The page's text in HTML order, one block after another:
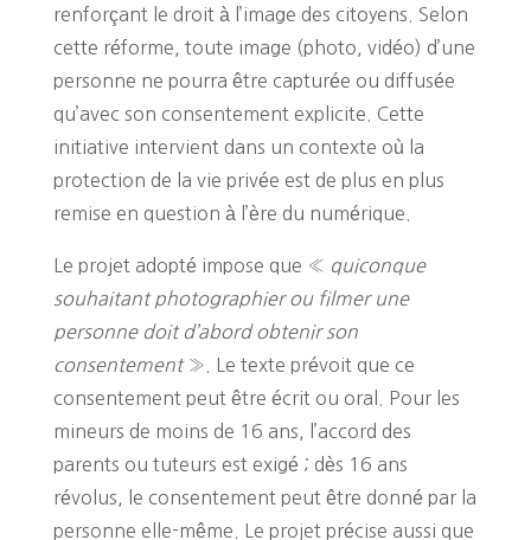
renforçant le droit à l’image des citoyens. Selon
cette réforme, toute image (photo, vidéo) d’une
personne ne pourra être capturée ou diffusée
qu’avec son consentement explicite. Cette
initiative intervient dans un contexte où la
protection de la vie privée est de plus en plus
remise en question à l’ère du numérique.
Le projet adopté impose que « quiconque
souhaitant photographier ou filmer une
personne doit d’abord obtenir son
consentement». Le texte prévoit que ce
consentement peut être écrit ou oral. Pour les
mineurs de moins de 16 ans, l’accord des
parents ou tuteurs est exigé ; dès 16 ans
révolus, le consentement peut être donné par la
personne elle-même. Le projet précise aussi que